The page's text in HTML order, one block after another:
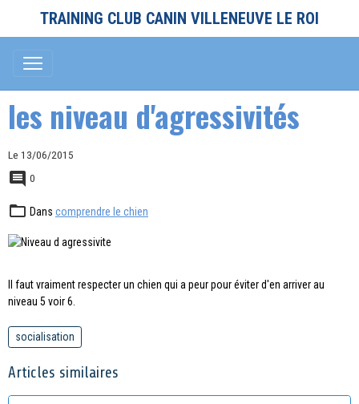
TRAINING CLUB CANIN VILLENEUVE LE ROI
les niveau d'agressivités
Le 13/06/2015
0
Dans comprendre le chien
Il faut vraiment respecter un chien qui a peur pour éviter d'en arriver au
niveau 5 voir 6.
socialisation
Articles similaires